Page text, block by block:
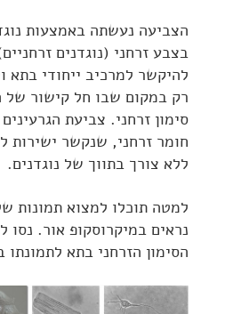
הצביעה נעשתה באמצעות
בצבע זרחני (נוגדנים
להיקשר למרכיב ייחודי בתא
רק במקום שבו חל קישור של
סימון זרחני. צביעת
חומר זרחני, שנקשר ישירות
ללא צורך בתווך של נוגדנים.
למטה תוכלו למצוא תמונות
נראים במיקרוסקופ אור. נסו
הסימון הזרחני בתא לתמונתו